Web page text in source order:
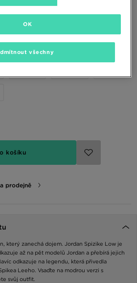
US
košíku
prodejně
který zanechá dojem. Jordan Spizike Low je
až na pět modelů Jordan a přebírá jejich
odkazuje na legendu, která přivedla
Leeho. Vsaďte na modrou verzi s
svůj outfit.
všechny
OK